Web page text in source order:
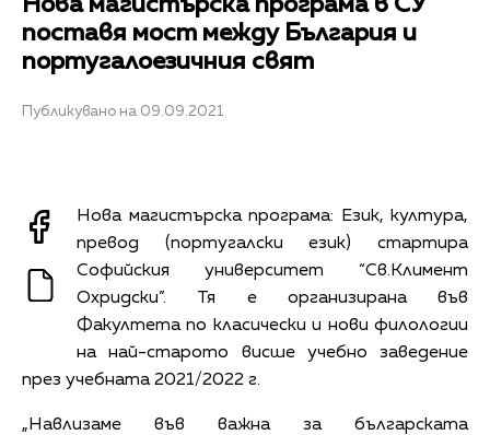
Нова магистърска програма в СУ
поставя мост между България и
португалоезичния свят
Публикувано на 09.09.2021
Нова магистърска програма: Език, култура,
превод (португалски език) стартира
Софийския университет “Св.Климент
Охридски”. Тя е организирана във
Факултета по класически и нови филологии
на най-старото висше учебно заведение
през учебната 2021/2022 г.
„Навлизаме във важна за българската